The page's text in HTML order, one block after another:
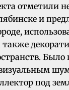
отметили
и
Было
визуальным
под